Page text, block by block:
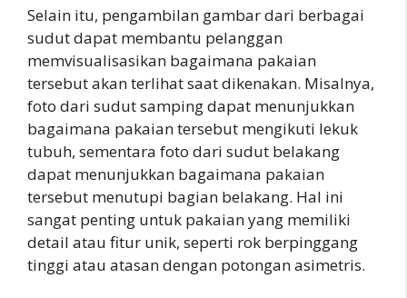
Selain itu, pengambilan gambar dari berbagai
sudut dapat membantu pelanggan
memvisualisasikan bagaimana pakaian
tersebut akan terlihat saat dikenakan. Misalnya,
foto dari sudut samping dapat menunjukkan
bagaimana pakaian tersebut mengikuti lekuk
tubuh, sementara foto dari sudut belakang
dapat menunjukkan bagaimana pakaian
tersebut menutupi bagian belakang. Hal ini
sangat penting untuk pakaian yang memiliki
detail atau fitur unik, seperti rok berpinggang
tinggi atau atasan dengan potongan asimetris.